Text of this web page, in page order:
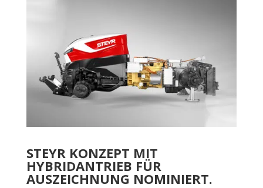
STEYR KONZEPT MIT
HYBRIDANTRIEB FÜR
AUSZEICHNUNG NOMINIERT.